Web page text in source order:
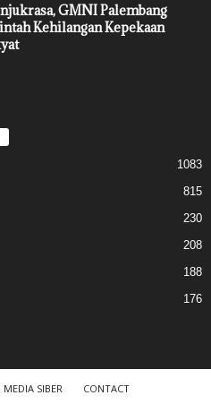
GMNI Palembang
Kehilangan Kepekaan
1083
815
230
208
188
176
SIBER CONTACT